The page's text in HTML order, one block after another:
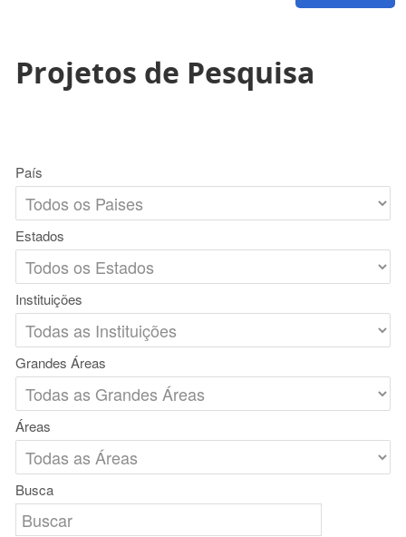
Projetos de Pesquisa
País
Estados
Instituições
Grandes Áreas
Áreas
Busca